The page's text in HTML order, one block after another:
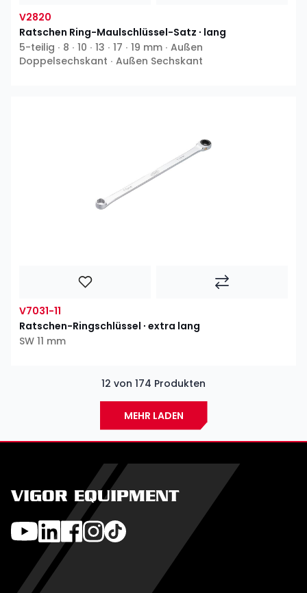
V2820
Ratschen Ring-Maulschlüssel-Satz ∙ lang
5-teilig ∙ 8 ∙ 10 ∙ 13 ∙ 17 ∙ 19 mm ∙ Außen
Doppelsechskant ∙ Außen Sechskant
V7031-11
Ratschen-Ringschlüssel ∙ extra lang
SW 11 mm
12 von 174 Produkten
MEHR LADEN
VIGOR EQUIPMENT